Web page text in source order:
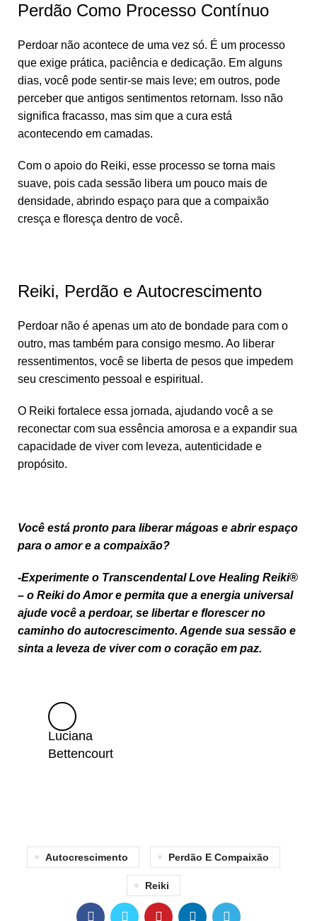
Perdão Como Processo Contínuo
Perdoar não acontece de uma vez só. É um processo
que exige prática, paciência e dedicação. Em alguns
dias, você pode sentir-se mais leve; em outros, pode
perceber que antigos sentimentos retornam. Isso não
significa fracasso, mas sim que a cura está
acontecendo em camadas.
Com o apoio do Reiki, esse processo se torna mais
suave, pois cada sessão libera um pouco mais de
densidade, abrindo espaço para que a compaixão
cresça e floresça dentro de você.
Reiki, Perdão e Autocrescimento
Perdoar não é apenas um ato de bondade para com o
outro, mas também para consigo mesmo. Ao liberar
ressentimentos, você se liberta de pesos que impedem
seu crescimento pessoal e espiritual.
O Reiki fortalece essa jornada, ajudando você a se
reconectar com sua essência amorosa e a expandir sua
capacidade de viver com leveza, autenticidade e
propósito.
Você está pronto para liberar mágoas e abrir espaço
para o amor e a compaixão?
-Experimente o Transcendental Love Healing Reiki®
– o Reiki do Amore permita que a energia universal
ajude você a perdoar, se libertar e florescer no
caminho do autocrescimento. Agende sua sessão e
sinta a leveza de viver com o coração em paz.
Luciana
Bettencourt
Autocrescimento Perdão E Compaixão
Reiki